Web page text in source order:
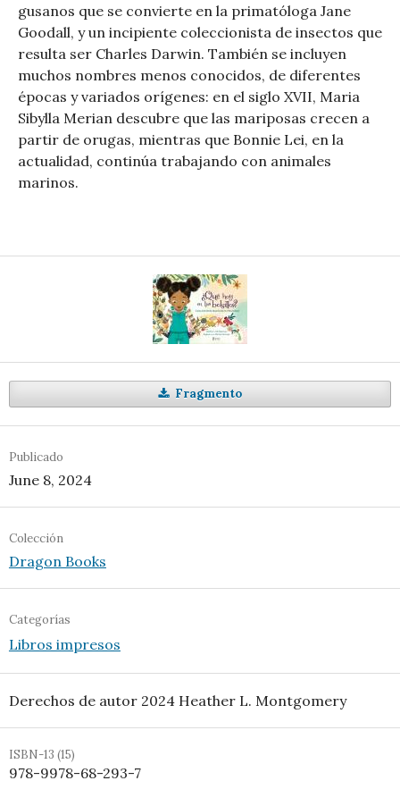
gusanos que se convierte en la primatóloga Jane
Goodall, y un incipiente coleccionista de insectos que
resulta ser Charles Darwin. También se incluyen
muchos nombres menos conocidos, de diferentes
épocas y variados orígenes: en el siglo XVII, Maria
Sibylla Merian descubre que las mariposas crecen a
partir de orugas, mientras que Bonnie Lei, en la
actualidad, continúa trabajando con animales
marinos.
Fragmento
Publicado
June 8, 2024
Colección
Dragon Books
Categorías
Libros impresos
Derechos de autor 2024 Heather L. Montgomery
ISBN-13 (15)
978-9978-68-293-7